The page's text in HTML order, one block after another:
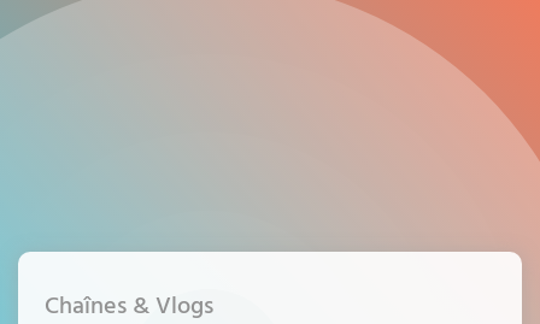
Chaînes & Vlogs